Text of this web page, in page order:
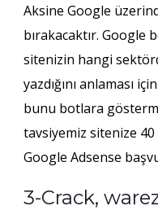
Aksine Google
bırakacaktır. Google
sitenizin hangi
yazdığını anlaması
bunu botlara
tavsiyemiz sitenize
Google Adsense
3-Crack,